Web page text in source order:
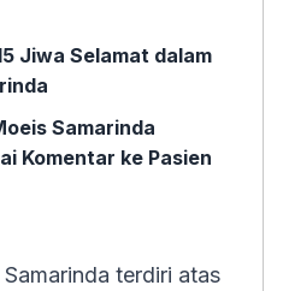
Jiwa Selamat dalam
Samarinda
Komentar ke Pasien
terdiri atas